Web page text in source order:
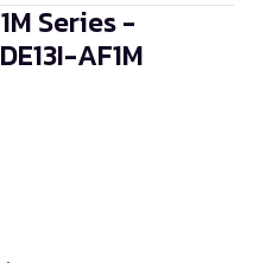
Series -
AF1M